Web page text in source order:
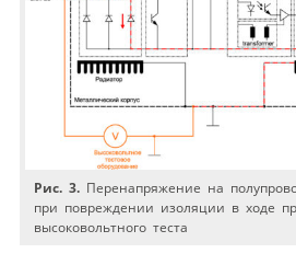
Рис. 3. Перенапряжение на
при повреждении изоляции в ходе
высоковольтного теста